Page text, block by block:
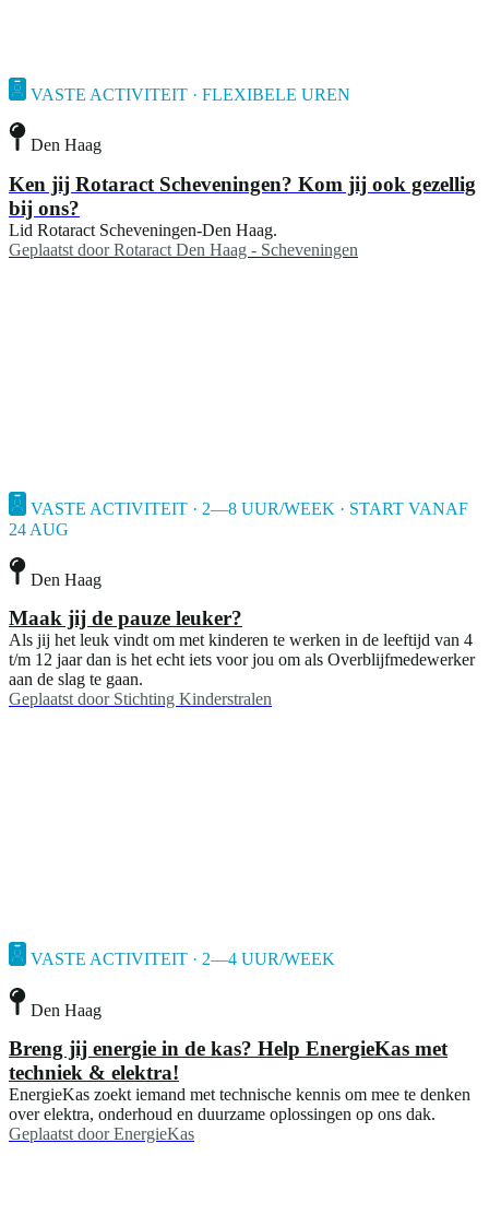
VASTE ACTIVITEIT · FLEXIBELE UREN
Den Haag
Ken jij Rotaract Scheveningen? Kom jij ook gezellig
bij ons?
Lid Rotaract Scheveningen-Den Haag.
Geplaatst door Rotaract Den Haag - Scheveningen
VASTE ACTIVITEIT · 2—8 UUR/WEEK · START VANAF
24 AUG
Den Haag
Maak jij de pauze leuker?
Als jij het leuk vindt om met kinderen te werken in de leeftijd van 4
t/m 12 jaar dan is het echt iets voor jou om als Overblijfmedewerker
aan de slag te gaan.
Geplaatst door Stichting Kinderstralen
VASTE ACTIVITEIT · 2—4 UUR/WEEK
Den Haag
Breng jij energie in de kas? Help EnergieKas met
techniek & elektra!
EnergieKas zoekt iemand met technische kennis om mee te denken
over elektra, onderhoud en duurzame oplossingen op ons dak.
Geplaatst door EnergieKas